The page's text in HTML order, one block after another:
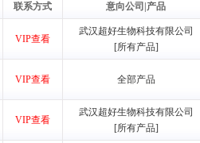
专家为客户提供包括销售、营养、售
、POP终端宣传物料、多样化的促销
，物料支持、人员支持等。媒体宣传
联系方式 意向公司|产品
VIP查看
武汉超好生物科技有限公司
[所有产品]
VIP查看 全部产品
VIP查看
武汉超好生物科技有限公司
[所有产品]